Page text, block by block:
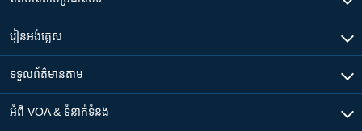
រៀន​​អង់គ្លេស
ទទួល​ព័ត៌មាន​តាម
អំពី​ VOA & ទំនាក់ទំនង